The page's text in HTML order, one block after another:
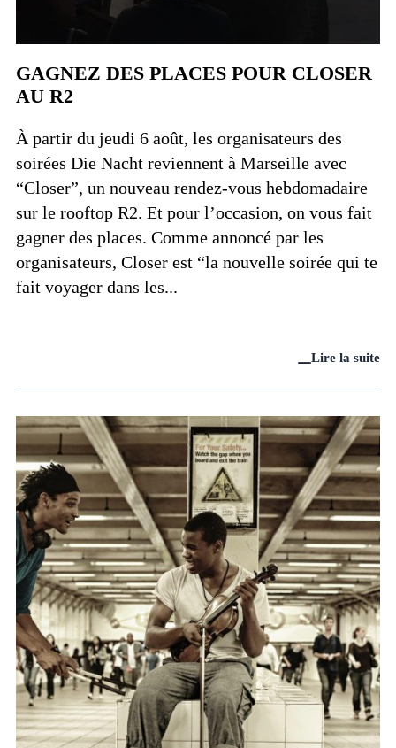
GAGNEZ DES PLACES POUR CLOSER
AU R2
À partir du jeudi 6 août, les organisateurs des
soirées Die Nacht reviennent à Marseille avec
“Closer”, un nouveau rendez-vous hebdomadaire
sur le rooftop R2. Et pour l’occasion, on vous fait
gagner des places. Comme annoncé par les
organisateurs, Closer est “la nouvelle soirée qui te
fait voyager dans les...
Lire la suite